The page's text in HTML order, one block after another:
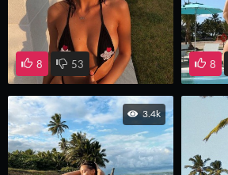
8 53 8
3.4k